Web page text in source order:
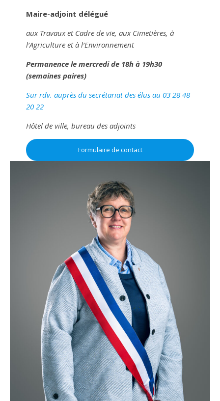
Maire-adjoint délégué
aux Travaux et Cadre de vie, aux Cimetières, à
l’Agriculture et à l’Environnement
Permanence le mercredi de 18h à 19h30
(semaines paires)
Sur rdv. auprès du secrétariat des élus au 03 28 48
20 22
Hôtel de ville, bureau des adjoints
Formulaire de contact